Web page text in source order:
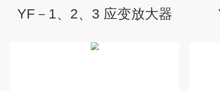
YF－1、2、3 应变放大器